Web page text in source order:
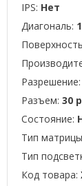
IPS: Нет
Диагональ:
Разрешение:
Разъем: 30
Состояние:
Тип
Тип
Код товара: